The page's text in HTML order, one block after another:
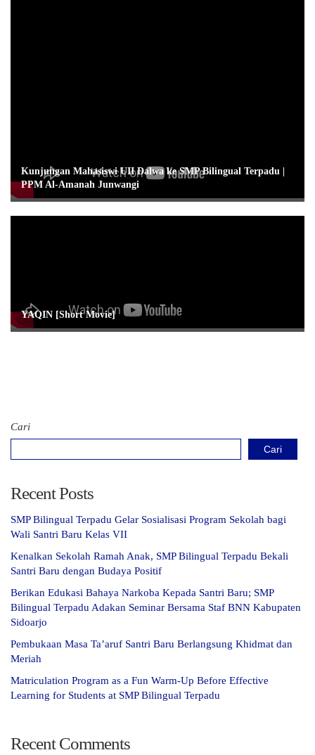
Kunjungan Mahasiswi UII Dalwa ke SMP Bilingual Terpadu |
PPM Al-Amanah Junwangi
YAQIN [Short Movie]
Cari
Cari
Recent Posts
SMP Bilingual Terpadu Gelar Sosialisasi Program Sekolah bagi
Wali Santri Baru Kelas VII
Kenalkan Sekolah Ramah Anak, SMP Bilingual Terpadu Bekali
Santri Baru dengan Budaya Positif
Berikan Edukasi Bahaya Narkoba Kepada Santri Baru; SMP
Bilingual Terpadu Adakan Seminar Bersama Staf BNN Kabupaten
Sidoarjo
Pembukaan Masa Ta’aruf Santri Baru Berlangsung Khidmat dan
Meriah
Matriculation Program as a Fun Warm-Up Before Effective
Learning for Students at SMP Bilingual Terpadu
Recent Comments